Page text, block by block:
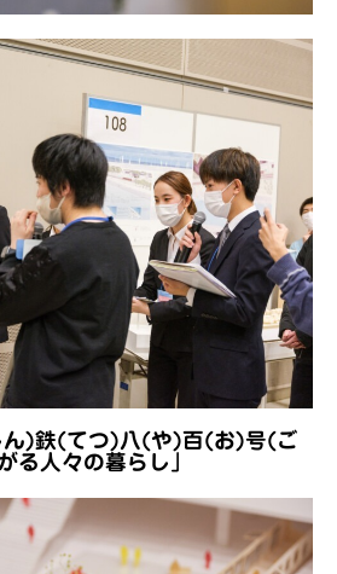
)鉄(てつ)八(や)百(お)号(ご
人々の暮らし」